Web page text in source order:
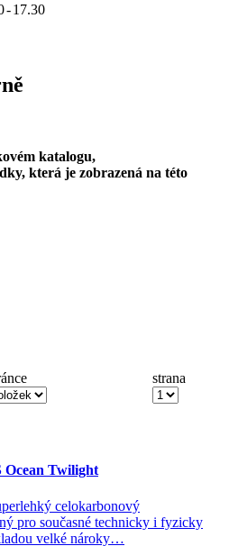
-17.30
katalogu,
která je zobrazená na této
strana
Ocean Twilight
celokarbonový
pro současné technicky i fyzicky
velké nároky…